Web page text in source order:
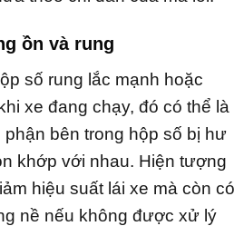
ồn và rung
số rung lắc mạnh hoặc
xe đang chạy, đó có thể là
bên trong hộp số bị hư
khớp với nhau. Hiện tượng
hiệu suất lái xe mà còn có
nề nếu không được xử lý